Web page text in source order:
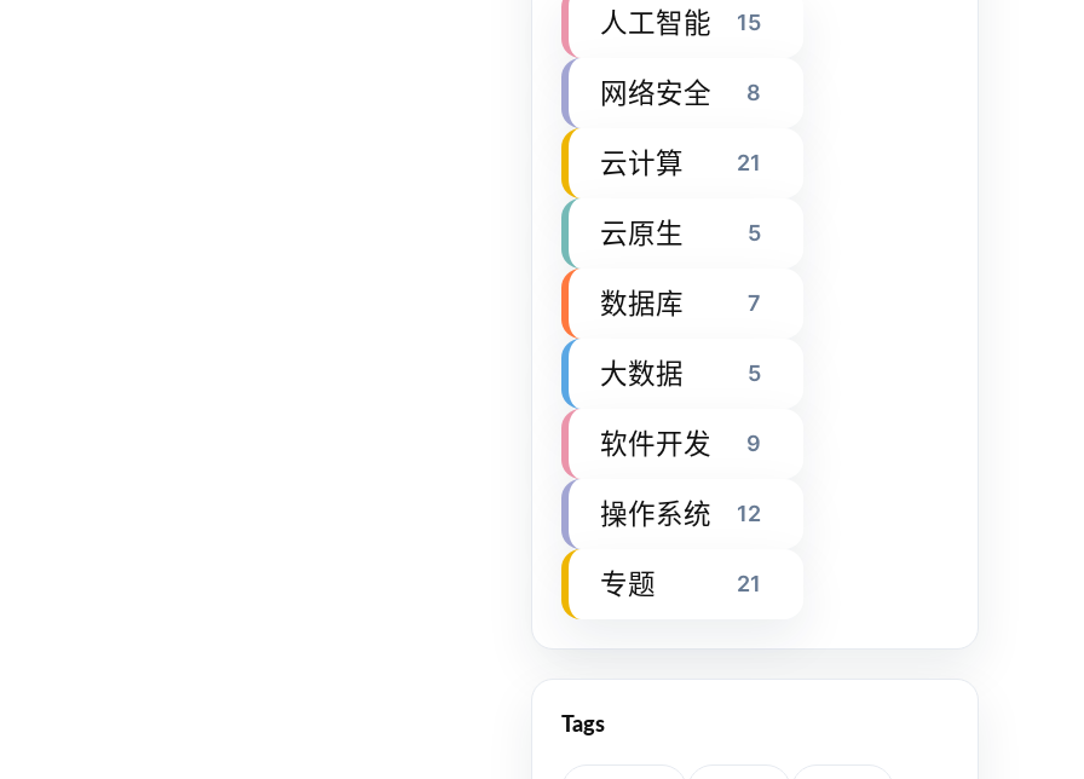
人工智能 15
网络安全 8
云计算 21
云原生 5
数据库 7
大数据 5
软件开发 9
操作系统 12
专题 21
Tags